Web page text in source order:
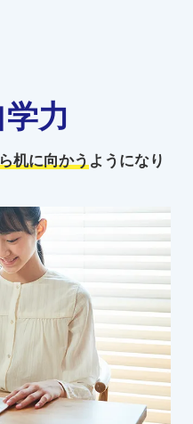
学力
机に向かうようになり